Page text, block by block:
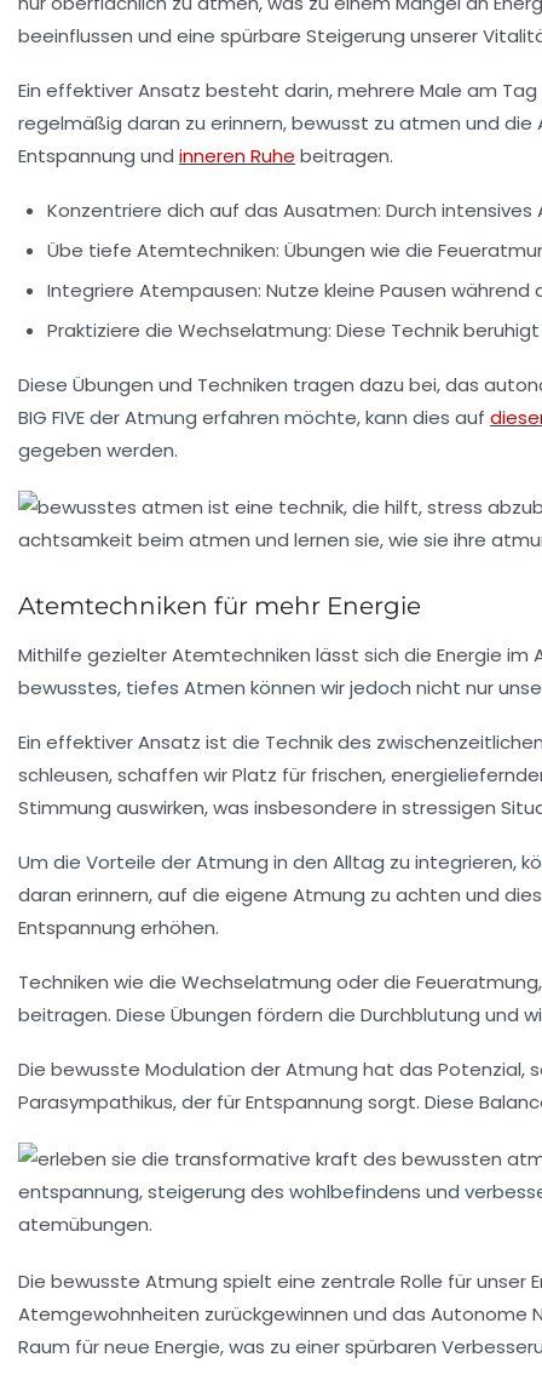
beeinflussen und eine spürbare Steigerung unserer
Ein effektiver Ansatz besteht darin, mehrere Male am
regelmäßig daran zu erinnern, bewusst zu atmen und
Entspannung und inneren Ruhe beitragen.
Konzentriere dich auf das Ausatmen: Durch
Übe tiefe Atemtechniken: Übungen wie die
Integriere Atempausen: Nutze kleine Pausen
Praktiziere die Wechselatmung: Diese Technik
Diese Übungen und Techniken tragen dazu bei, das
BIG FIVE der Atmung erfahren möchte, kann dies auf
gegeben werden.
Atemtechniken für mehr Energie
Mithilfe gezielterAtemtechniken lässt sich die Energie im
bewusstes, tiefes Atmen können wir jedoch nicht nur
Ein effektiver Ansatz ist die Technik des
schleusen, schaffen wir Platz für frischen,
Stimmung auswirken, was insbesondere in stressigen
Um die Vorteile der Atmung in den Alltag zu integrieren,
daran erinnern, auf die eigene Atmung zu achten und
Entspannung erhöhen.
Techniken wie die Wechselatmung oder die Feueratmung
beitragen. Diese Übungen fördern die Durchblutung und
Die bewusste Modulation der Atmung hat das Potenzial,
Parasympathikus, der für Entspannung sorgt. Diese
Die bewusste Atmung spielt eine zentrale Rolle für unser
Atemgewohnheiten zurückgewinnen und das Autonome
Raum für neue Energie, was zu einer spürbaren